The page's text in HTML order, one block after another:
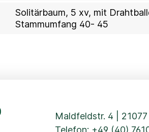
Solitärbaum, 5 xv, mit
Stammumfang 40- 45
Maldfeldstr. 4 |
Telefon: +49 (40)